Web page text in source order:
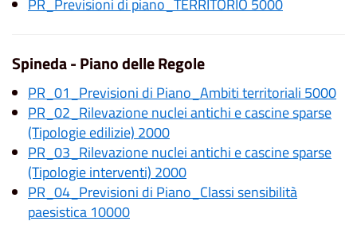
PR_Previsioni di piano_TERRITORIO 5000
Spineda - Piano delle Regole
PR_01_Previsioni di Piano_Ambiti territoriali 5000
PR_02_Rilevazione nuclei antichi e cascine sparse
(Tipologie edilizie) 2000
PR_03_Rilevazione nuclei antichi e cascine sparse
(Tipologie interventi) 2000
PR_04_Previsioni di Piano_Classi sensibilità
paesistica 10000